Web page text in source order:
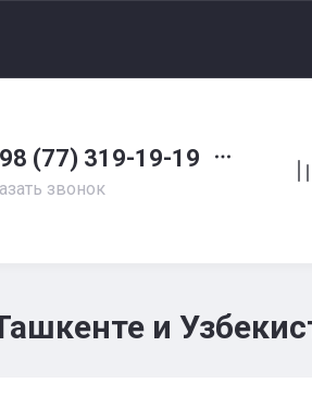
(77) 319-19-19
звонок
и